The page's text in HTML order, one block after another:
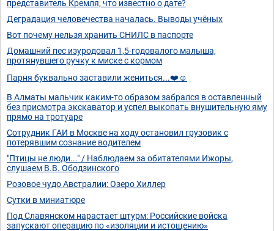
представитель Кремля, что известно о дате?
Деградация человечества началась. Выводы учёных
Вот почему нельзя хранить СНИЛС в паспорте
Домашний пес изуродовал 1,5-годовалого малыша,
протянувшего ручку к миске с кормом
Парня буквально заставили жениться...❤️☺️
В Aлматы мальчик каким-то образом забрался в оставленный
без присмотра экскаватор и успел выкопать внушительную яму
прямо на тротуаре
Сотрудник ГАИ в Москве на ходу остановил грузовик с
потерявшим сознание водителем
"Птицы не люди..." / Наблюдаем за обитателями Ижоры,
слушаем В.В. Ободзинского
Розовое чудо Австралии: Озеро Хиллер
Сутки в миниатюре
Под Славянском нарастает штурм: Российские войска
запускают операцию по «изоляции и истощению»